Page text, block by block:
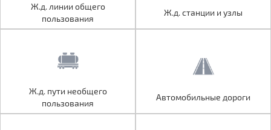
Ж.д. линии общего
пользования
Ж.д. пути необщего
пользования
Автомобильные дороги
Ж.д. линии общего
пользования
Ж.д. станции и узлы
Ж.д. пути необщего
пользования
Автомобильные дороги